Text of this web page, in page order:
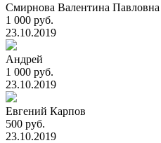
Смирнова Валентина Павловна
1 000 руб.
23.10.2019
Андрей
1 000 руб.
23.10.2019
Евгений Карпов
500 руб.
23.10.2019